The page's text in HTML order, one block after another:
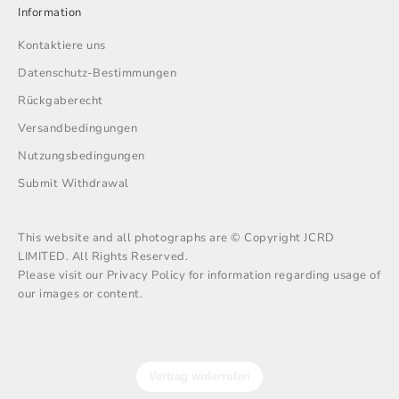
Information
Kontaktiere uns
Datenschutz-Bestimmungen
Rückgaberecht
Versandbedingungen
Nutzungsbedingungen
Submit Withdrawal
This website and all photographs are © Copyright JCRD
LIMITED. All Rights Reserved.
Please visit our Privacy Policy for information regarding usage of
our images or content.